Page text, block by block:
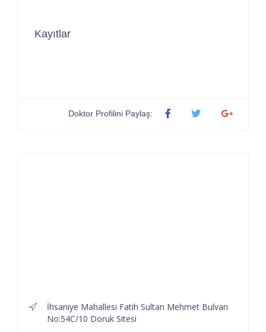
Kayıtlar
Doktor Profilini Paylaş:
İhsaniye Mahallesi Fatih Sultan Mehmet Bulvarı
No:54C/10 Doruk Sitesi